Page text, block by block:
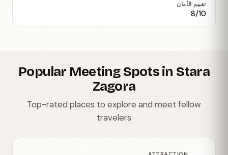
تقييم الأمان
8/10
Popular Meeting Spots in Stara
Zagora
Top-rated places to explore and meet fellow
travelers